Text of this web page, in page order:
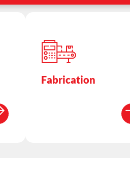
Fabrication